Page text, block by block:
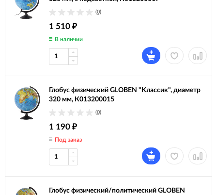
(0)
1 510 ₽
В наличии
Глобус физический GLOBEN "Классик", диаметр
320 мм, К013200015
(0)
1 190 ₽
Под заказ
Глобус физический/политический GLOBEN